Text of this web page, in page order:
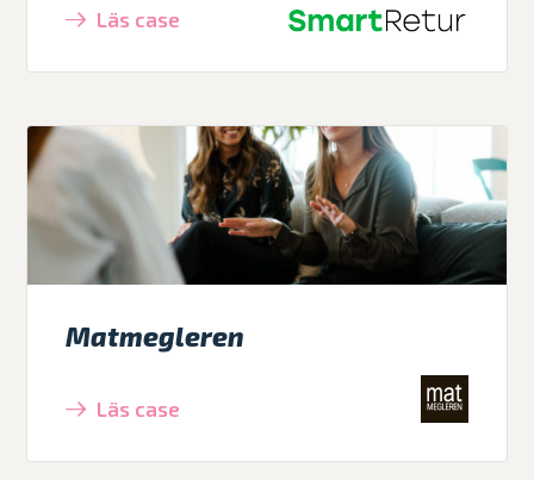
Läs case
Matmegleren
Läs case